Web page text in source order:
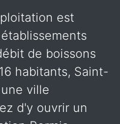
est
de boissons
habitants, Saint-
ville
d'y ouvrir un